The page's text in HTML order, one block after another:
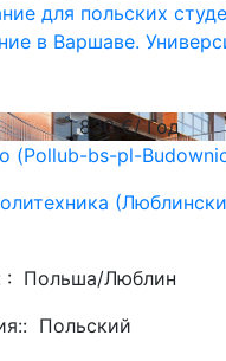
для польских
в Варшаве.
830€/ Год
(Pollub-bs-pl-
: Польша/Люблин
Польский